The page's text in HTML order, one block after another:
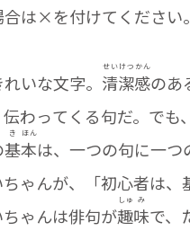
は×を付けてください。
いな文字。 清
せい
潔
けつ
感
かん
のあ
伝わってくる句だ。でも
基
き
本
ほん
は、一つの句に一つ
ゃんが、「初心者は、
ゃんは俳句が趣
しゅ
味
み
で、